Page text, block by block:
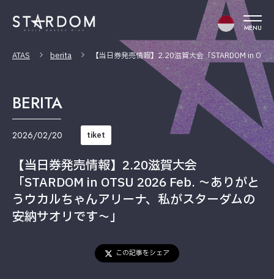
MENU
ATAS berita 【当日券発売情報】2.20滋賀大会「STARDOM in
BERITA
2026/02/20 tiket
【当日券発売情報】2.20滋賀大会
「STARDOM in OTSU 2026 Feb. 〜ありがと
うウカルちゃんアリーナ、私がスターダムの
安納サオリです〜」
この記事をシェア